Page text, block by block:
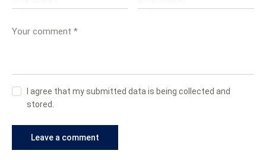
I agree that my submitted data is being collected and
stored.